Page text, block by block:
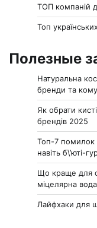
ТОП компаній
Топ
Полезные
Натуральна
бренди та
Як обрати
брендів 2025
Топ-7 помилок
навіть б\’юті-
Що краще для
міцелярна
Лайфхаки для